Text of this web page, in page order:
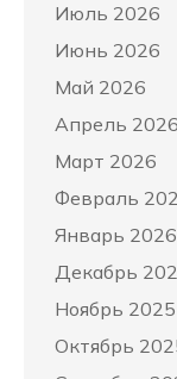
Июль 2026
Июнь 2026
Май 2026
Апрель 2026
Март 2026
Февраль
Январь 2026
Декабрь
Ноябрь 2025
Октябрь